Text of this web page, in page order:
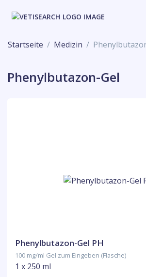
Startseite Medizin
Phenylbutazon-Gel
Phenylbutazon-Gel PH
100 mg/ml Gel zum Eingeben (Flasche)
1 x 250 ml